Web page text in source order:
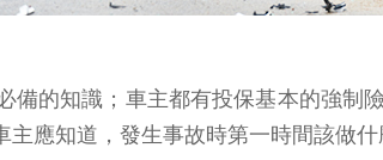
的知識；車主都有投保基本的強
應知道，發生事故時第一時間該做